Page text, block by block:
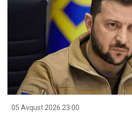
05 Avqust 2026 23:00